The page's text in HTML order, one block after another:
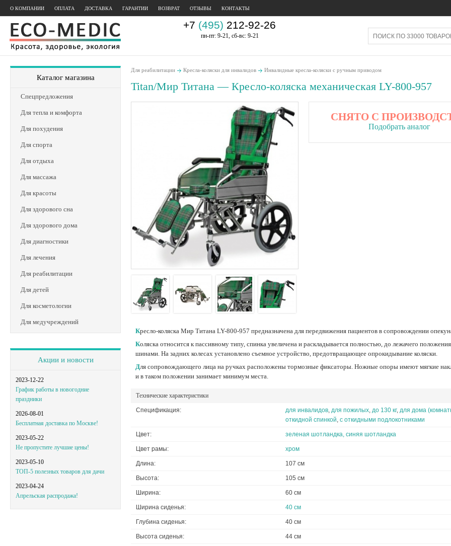
О КОМПАНИИ ОПЛАТА ДОСТАВКА ГАРАНТИИ ВОЗВРАТ ОТЗЫВЫ КОНТАКТЫ
+7 (495) 212-92-26
пн-пт: 9-21, сб-вс: 9-21
Каталог магазина
Спецпредложения
Для тепла и комфорта
Для похудения
Для спорта
Для отдыха
Для массажа
Для красоты
Для здорового сна
Для здорового дома
Для диагностики
Для лечения
Для реабилитации
Для детей
Для косметологии
Для медучреждений
Акции и новости
2023-12-22
График работы в новогодние
праздники
2026-08-01
Бесплатная доставка по Москве!
2023-05-22
Не пропустите лучшие цены!
2023-05-10
ТОП-5 полезных товаров для дачи
2023-04-24
Апрельская распродажа!
Для реабилитации Кресла-коляски для инвалидов Инвалидные кресла-коляски с ручным приводом
Titan/Мир Титана — Кресло-коляска механическая LY-800-957
СНЯТО С
Подобрать аналог
Кресло-коляска Мир Титана LY-800-957 предназначена для передвижения пациентов в сопровождении
Коляска относится к пассивному типу, спинка увеличена и раскладывается полностью, до лежачего положения. Передние и задние колеса оснащены не обслуживаемыми литыми
шинами. На задних колесах установлено съемное устройство, предотвращающее опрокидывание коляски.
Для сопровождающего лица на ручках расположены тормозные фиксаторы. Ножные опоры имеют мягкие накладки для голени. Кресло-коляска складывается в вертикальной плоскости
и в таком положении занимает минимум места.
Технические характеристики
Спецификация: для инвалидов для пожилых до 130 кг, для дома
откидной спинкой с откидными подлокотниками
Цвет: зеленая шотландка, синяя шотландка
Цвет рамы: хром
Длина: 107 см
Высота: 105 см
Ширина: 60 см
Ширина сиденья: 40 см
Глубина сиденья: 40 см
Высота сиденья: 44 см